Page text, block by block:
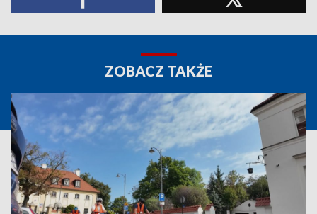
ZOBACZ TAKŻE